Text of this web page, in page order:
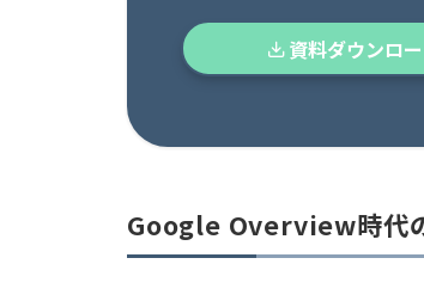
資料ダウンロ
Google Overview時代